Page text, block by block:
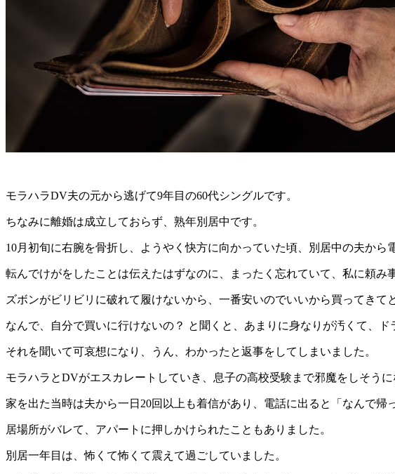
モラハラDV夫の元から逃げて9年目の60代シングルです。
ちなみに離婚は成立しておらず、熟年別居中です。
10月初旬に右腕を骨折し、ようやく快方に向かっていた頃、別居中の夫から
転んでけがをしたことは伝えたはずなのに、まったく忘れていて、私に頼み
ズボンがビリビリに破れて履けないから、一番安いのでいいから買ってき
なんで、自分で買いに行けないの？ と聞くと、あまりに身なりが汚くて、ド
それを聞いて可哀想になり、うん、わかったと返事をしてしまいました。
モラハラとDVがエスカレートしていき、息子の高校受験まで邪魔をしそう
家を出た当時は夫から一日20回以上も着信があり、電話に出ると「なんで
居場所がバレて、アパートに押しかけられたこともありました。
別居一年目は、怖くて怖くて震えて過ごしていました。